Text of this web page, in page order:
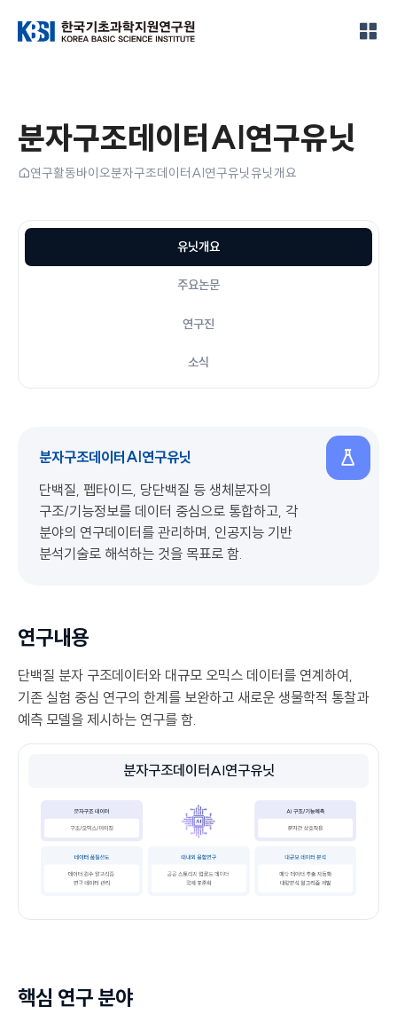
한국기초과학지원연구원
분자구조데이터AI연구유닛
홈
연구활동바이오분자구조데이터AI연구유닛유닛개요
유닛개요
주요논문
연구진
소식
분자구조데이터AI연구유닛
단백질, 펩타이드, 당단백질 등 생체분자의
구조/기능정보를 데이터 중심으로 통합하고, 각
분야의 연구데이터를 관리하며, 인공지능 기반
분석기술로 해석하는 것을 목표로 함.
연구내용
단백질 분자 구조데이터와 대규모 오믹스 데이터를 연계하여,
기존 실험 중심 연구의 한계를 보완하고 새로운 생물학적 통찰과
예측 모델을 제시하는 연구를 함.
분자구조데이터AI연구유닛
핵심 연구 분야